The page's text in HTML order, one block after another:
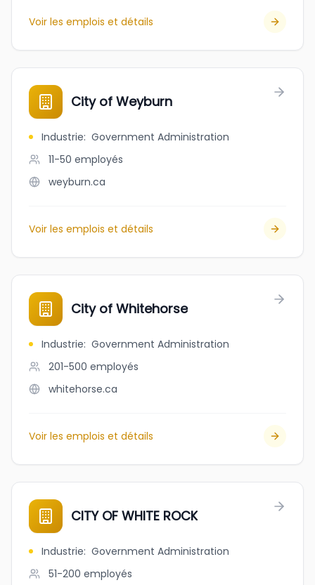
Voir les emplois et détails
City of Weyburn
Industrie: Government Administration
11-50 employés
weyburn.ca
Voir les emplois et détails
City of Whitehorse
Industrie: Government Administration
201-500 employés
whitehorse.ca
Voir les emplois et détails
CITY OF WHITE ROCK
Industrie: Government Administration
51-200 employés